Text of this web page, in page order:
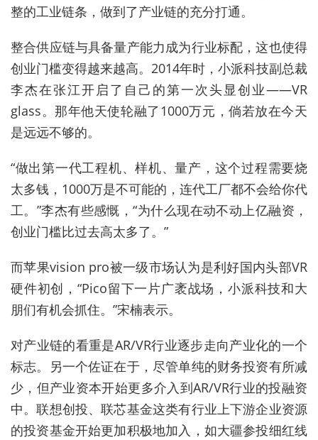
整的工业链条，做到了产业链的充分打通。
整合供应链与具备量产能力成为行业标配，这也使得
创业门槛变得越来越高。2014年时，小派科技副总裁
李杰在张江开启了自己的第一次头显创业——VR
glass。那年他天使轮融了1000万元，倘若放在今天
是远远不够的。
“做出第一代工程机、样机、量产，这个过程需要烧
太多钱，1000万是不可能的，连代工厂都不会给你代
工。”李杰有些感慨，“为什么现在动不动上亿融资，
创业门槛比过去高太多了。”
而苹果vision pro被一级市场认为是利好国内头部VR
硬件初创，“Pico留下一片广袤战场，小派科技和大
朋们有机会抓住。”宋楠表示。
对产业链的看重是AR/VR行业逐步走向产业化的一个
标志。另一个佐证在于，尽管单纯的财务投资有所减
少，但产业资本开始更多介入到AR/VR行业的投融资
中。联想创投、联芯基金这类有行业上下游企业资源
的投资基金开始更加积极地加入，如大疆参投细红线